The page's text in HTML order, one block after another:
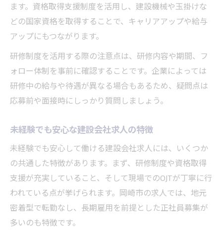
ます。資格取得支援制度を活用し、建設機械や玉掛けな
どの国家資格を取得することで、キャリアアップや給与
アップにもつながります。
研修制度を活用する際の注意点は、研修内容や期間、フ
ォロー体制を事前に確認することです。企業によっては
研修中の給与や待遇が異なる場合もあるため、疑問点は
応募前や面接時にしっかり質問しましょう。
未経験でも安心な建設会社求人の特徴
未経験でも安心して働ける建設会社求人には、いくつか
の共通した特徴があります。まず、研修制度や資格取得
支援が充実していること、そして現場でのOJTが丁寧に行
われている点が挙げられます。岡崎市の求人では、地元
密着型で転勤なし、長期雇用を前提とした正社員募集が
多いのも特徴です。